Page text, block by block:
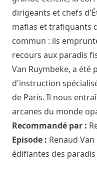
dirigeants et chefs
mafias et trafiquants
commun : ils
recours aux paradis
Van Ruymbeke, a été
d'instruction
de Paris. Il nous
arcanes du monde
Recommandé par :
Episode : Renaud
édifiantes des